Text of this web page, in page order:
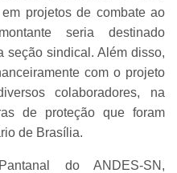
projetos de combate ao
seria destinado
seção sindical. Além disso,
com o projeto
colaboradores, na
de proteção que foram
de Brasília.
do ANDES-SN,